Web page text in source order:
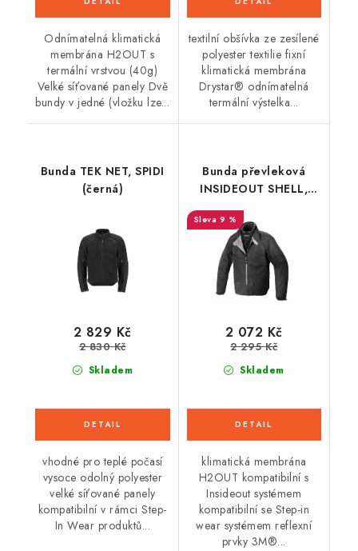
Odnímatelná klimatická
membrána H2OUT s
termální vrstvou (40g)
Velké síťované panely Dvě
bundy v jedné (vložku lze...
textilní obšívka ze zesílené
polyester textilie fixní
klimatická membrána
Drystar® odnímatelná
termální výstelka...
Bunda TEK NET, SPIDI
(černá)
Skladem
2 829 Kč
2 830 Kč
vhodné pro teplé počasí
vysoce odolný polyester
velké síťované panely
kompatibilní v rámci Step-
In Wear produktů...
Bunda převleková
INSIDEOUT SHELL,
9 %
Skladem
2 072 Kč
2 295 Kč
klimatická membrána
H2OUT kompatibilní s
Insideout systémem
kompatibilní se Step-in
wear systémem reflexní
prvky 3M®...